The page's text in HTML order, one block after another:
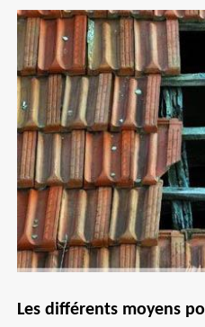
Les différents moyens